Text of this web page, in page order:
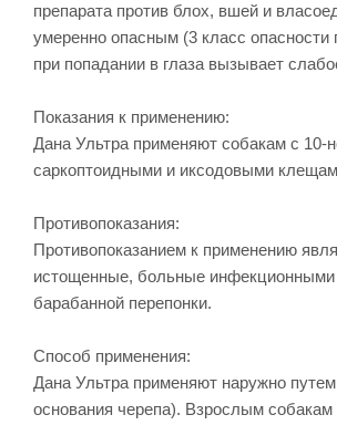
препарата против блох, вшей и
умеренно опасным (3 класс
при попадании в глаза вызывает
Показания к применению:
Дана Ультра применяют собакам с
саркоптоидными и иксодовыми
Противопоказания:
Противопоказанием к применению
истощенные, больные инфекционными
барабанной перепонки.
Способ применения:
Дана Ультра применяют наружно
основания черепа). Взрослым